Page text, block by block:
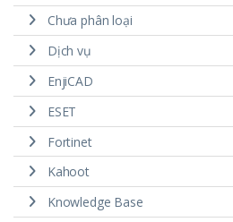
Chưa phân loại
Dịch vụ
EnjiCAD
ESET
Fortinet
Kahoot
Knowledge Base